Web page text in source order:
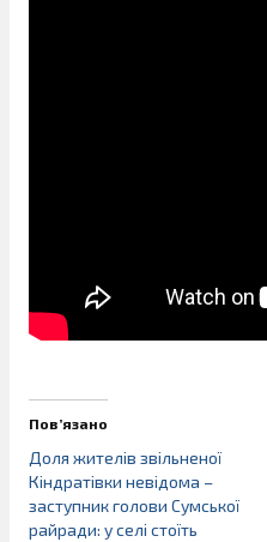
Пов’язано
Доля жителів звільненої
Кіндратівки невідома –
заступник голови Сумської
райради: у селі стоїть